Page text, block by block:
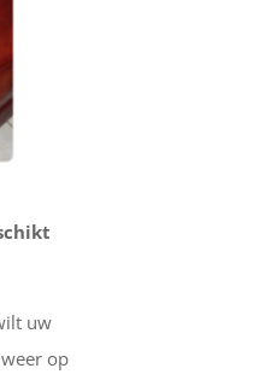
uw
op